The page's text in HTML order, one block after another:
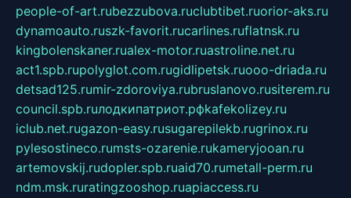
people-of-art.rubezzubova.ruclubtibet.ruorior-aks.ru
dynamoauto.ruszk-favorit.rucarlines.ruflatnsk.ru
kingbolenskaner.rualex-motor.ruastroline.net.ru
act1.spb.rupolyglot.com.rugidlipetsk.ruooo-driada.ru
detsad125.rumir-zdoroviya.rubruslanovo.rusiterem.ru
council.spb.ruлодкипатриот.рфkafekolizey.ru
iclub.net.rugazon-easy.rusugarepilekb.rugrinox.ru
pylesostineco.rumsts-ozarenie.rukameryjooan.ru
artemovskij.rudopler.spb.ruaid70.rumetall-perm.ru
ndm.msk.ruratingzooshop.ruapiaccess.ru